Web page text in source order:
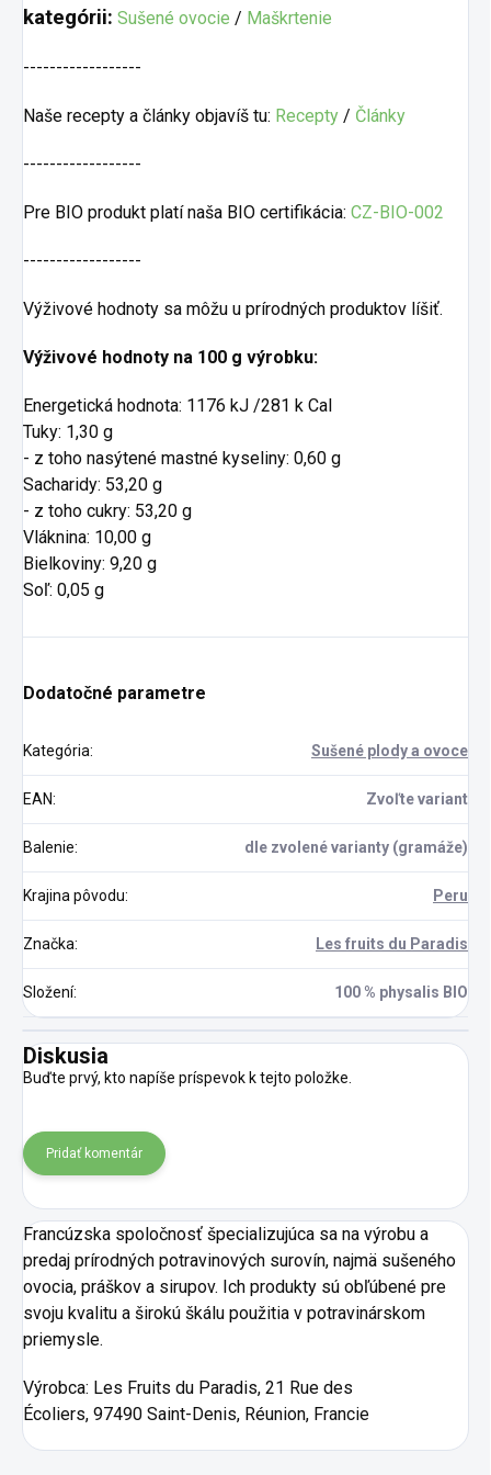
kategórii: Sušené ovocie / Maškrtenie
------------------
Naše recepty a články objavíš tu: Recepty / Články
------------------
Pre BIO produkt platí naša BIO certifikácia: CZ-BIO-002
------------------
Výživové hodnoty sa môžu u prírodných produktov líšiť.
Výživové hodnoty na 100 g výrobku:
Energetická hodnota: 1176 kJ /281 k Cal
Tuky: 1,30 g
- z toho nasýtené mastné kyseliny: 0,60 g
Sacharidy: 53,20 g
- z toho cukry: 53,20 g
Vláknina: 10,00 g
Bielkoviny: 9,20 g
Soľ: 0,05 g
Dodatočné parametre
Kategória: Sušené plody a ovoce
EAN: Zvoľte variant
Balenie: dle zvolené varianty (gramáže)
Krajina pôvodu: Peru
Značka: Les fruits du Paradis
Složení: 100 % physalis BIO
Diskusia
Buďte prvý, kto napíše príspevok k tejto položke.
Pridať komentár
Francúzska spoločnosť špecializujúca sa na výrobu a
predaj prírodných potravinových surovín, najmä sušeného
ovocia, práškov a sirupov. Ich produkty sú obľúbené pre
svoju kvalitu a širokú škálu použitia v potravinárskom
priemysle.
Výrobca: Les Fruits du Paradis, 21 Rue des
Écoliers, 97490 Saint-Denis, Réunion, Francie